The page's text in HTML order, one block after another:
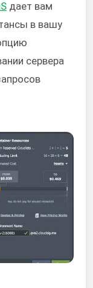
дает вам
в вашу
сервера